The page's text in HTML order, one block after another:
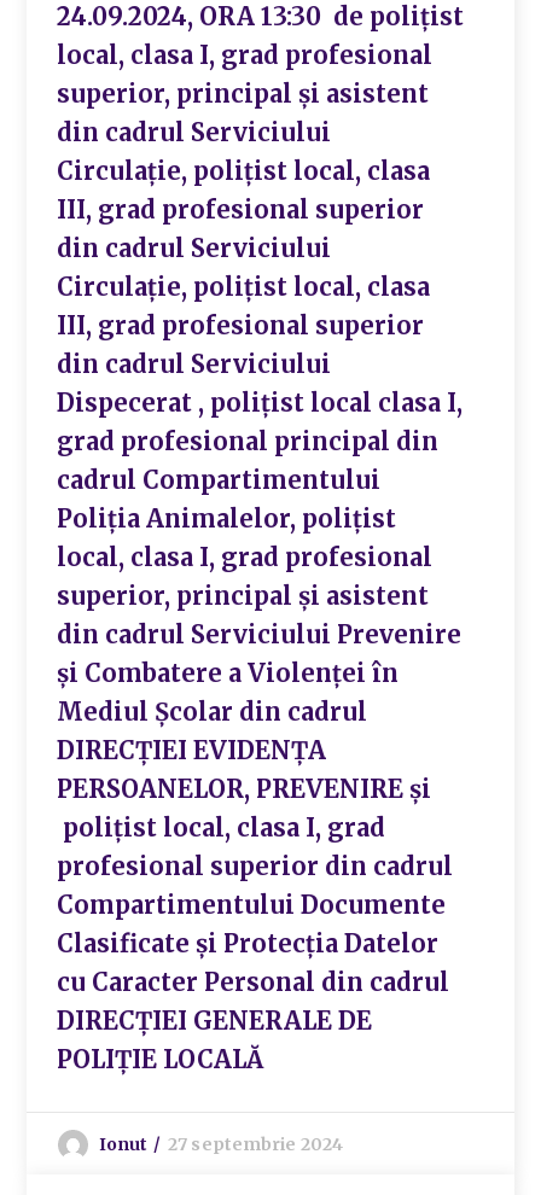
24.09.2024, ORA 13:30 de polițist
local, clasa I, grad profesional
superior, principal și asistent
din cadrul Serviciului
Circulație, polițist local, clasa
III, grad profesional superior
din cadrul Serviciului
Circulație, polițist local, clasa
III, grad profesional superior
din cadrul Serviciului
Dispecerat , polițist local clasa I,
grad profesional principal din
cadrul Compartimentului
Poliția Animalelor, polițist
local, clasa I, grad profesional
superior, principal și asistent
din cadrul Serviciului Prevenire
și Combatere a Violenței în
Mediul Școlar din cadrul
DIRECȚIEI EVIDENȚA
PERSOANELOR, PREVENIRE și
polițist local, clasa I, grad
profesional superior din cadrul
Compartimentului Documente
Clasificate și Protecția Datelor
cu Caracter Personal din cadrul
DIRECȚIEI GENERALE DE
POLIȚIE LOCALĂ
Ionut 27 septembrie 2024